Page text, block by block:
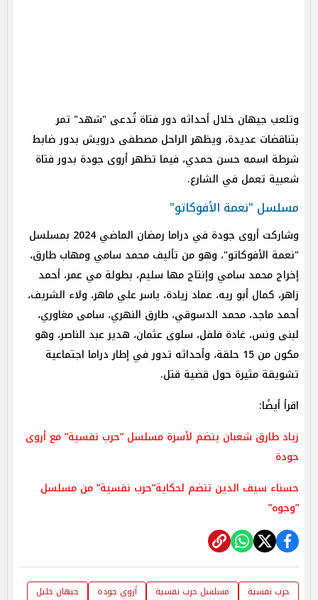
وتلعب جيهان خلال أحداثه دور فتاة تُدعى "شهد" تمر
بتناقضات عديدة، ويظهر الراحل مصطفى درويش بدور ضابط
شرطة اسمه حسن حمدي، فيما تظهر أروى جودة بدور فتاة
شعبية تعمل في الشارع.
مسلسل "نعمة الأفوكاتو"
وشاركت أروى جودة في دراما رمضان الماضي 2024 بمسلسل
"نعمة الأفوكاتو"، وهو من تأليف محمد سامي ومهاب طارق،
إخراج محمد سامي وإنتاج مها سليم، بطولة مي عمر، أحمد
زاهر، كمال أبو ريه، عماد زيادة، ياسر علي ماهر، ولاء الشريف،
أحمد ماجد، محمد الدسوقي، طارق النهري، سامى مغاوري،
لبنى ونس، غادة فلفل، سلوى عثمان، هدير عبد الناصر، وهو
مكون من 15 حلقة، وأحداثه تدور في إطار دراما اجتماعية
تشويقة مثيرة حول قضية قتل.
اقرأ أيضًا:
زياد طارق شعبان ينضم لأسرة مسلسل ”حرب نفسية” مع أروى
جودة
حسناء سيف الدين تنضم لحكاية”حرب نفسية” من مسلسل
”وجوه”
حرب نفسية مسلسل حرب نفسية أروى جودة
جيهان خليل